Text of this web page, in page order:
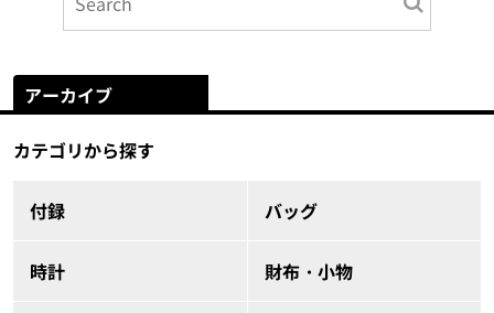
アーカイブ
カテゴリから探す
付録 バッグ
時計 財布・小物